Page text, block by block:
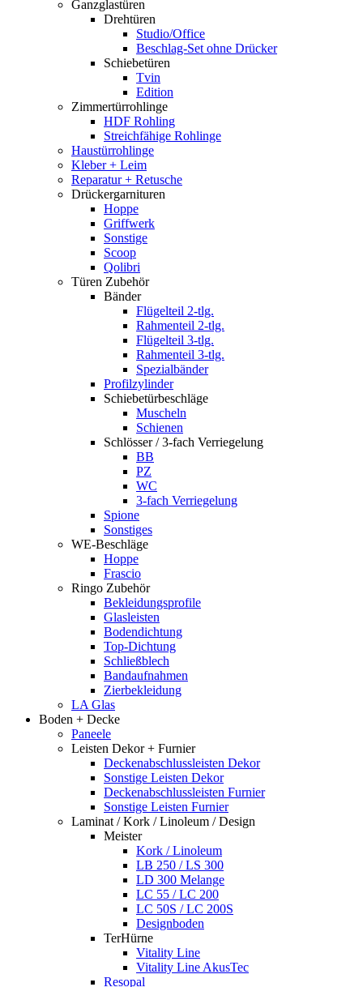
Ganzglastüren
Drehtüren
Studio/Office
Beschlag-Set ohne Drücker
Schiebetüren
Tvin
Edition
Zimmertürrohlinge
HDF Rohling
Streichfähige Rohlinge
Haustürrohlinge
Kleber + Leim
Reparatur + Retusche
Drückergarnituren
Hoppe
Griffwerk
Sonstige
Scoop
Qolibri
Türen Zubehör
Bänder
Flügelteil 2-tlg.
Rahmenteil 2-tlg.
Flügelteil 3-tlg.
Rahmenteil 3-tlg.
Spezialbänder
Profilzylinder
Schiebetürbeschläge
Muscheln
Schienen
Schlösser / 3-fach Verriegelung
BB
PZ
WC
3-fach Verriegelung
Spione
Sonstiges
WE-Beschläge
Hoppe
Frascio
Ringo Zubehör
Bekleidungsprofile
Glasleisten
Bodendichtung
Top-Dichtung
Schließblech
Bandaufnahmen
Zierbekleidung
LA Glas
Boden + Decke
Paneele
Leisten Dekor + Furnier
Deckenabschlussleisten Dekor
Sonstige Leisten Dekor
Deckenabschlussleisten Furnier
Sonstige Leisten Furnier
Laminat / Kork / Linoleum / Design
Meister
Kork / Linoleum
LB 250 / LS 300
LD 300 Melange
LC 55 / LC 200
LC 50S / LC 200S
Designboden
TerHürne
Vitality Line
Vitality Line AkusTec
Resopal